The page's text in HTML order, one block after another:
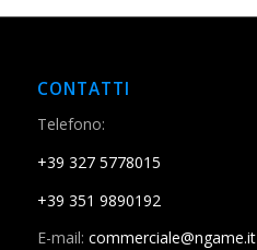
CONTATTI
Telefono:
+39 327 5778015
+39 351 9890192
E-mail: commerciale@ngame.it